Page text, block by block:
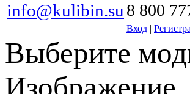
info@kulibin.su 8 800
Вход |
Выберите
Изображение